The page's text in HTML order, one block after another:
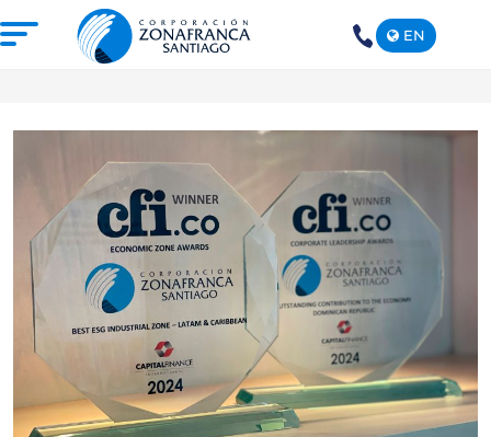
EN
NUESTRA ZONA FRANCA
REPÚBLICA DOMINICANA
PRENSA
SOSTENIBILIDAD
CONTACTO
SANTIAGO MECA EMPRESARIAL Y
EPICENTRO DE INVERSIÓN